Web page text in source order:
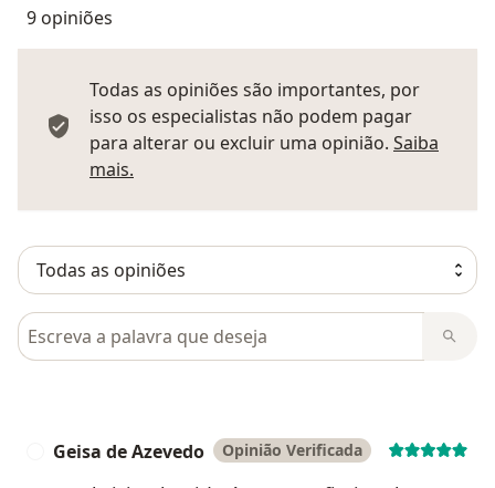
9 opiniões
Todas as opiniões são importantes, por
isso os especialistas não podem pagar
para alterar ou excluir uma opinião. Saiba
mais.
Pesquisar em opiniões
Geisa de Azevedo Opinião Verificada